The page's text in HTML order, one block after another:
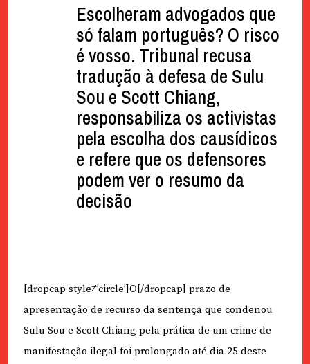
Escolheram advogados que
só falam português? O risco
é vosso. Tribunal recusa
tradução à defesa de Sulu
Sou e Scott Chiang,
responsabiliza os activistas
pela escolha dos causídicos
e refere que os defensores
podem ver o resumo da
decisão
[dropcap style≠’circle’]O[/dropcap] prazo de
apresentação de recurso da sentença que condenou
Sulu Sou e Scott Chiang pela prática de um crime de
manifestação ilegal foi prolongado até dia 25 deste